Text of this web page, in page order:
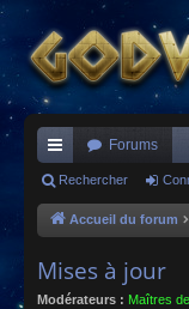
ac
co
Forums
Rechercher
Accueil du forum
Mises à jour
Modérateurs : Maîtres